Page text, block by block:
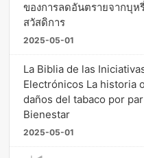
ของการลดอันตรายจากบุห
สวัสดิการ
2025-05-01
La Biblia de las
Electrónicos La historia
daños del tabaco por
Bienestar
2025-05-01